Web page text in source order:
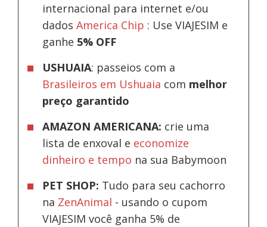
internacional para internet e/ou
dadosAmerica Chip : Use VIAJESIM e
ganhe 5% OFF
USHUAIA: passeios com a
Brasileiros em Ushuaia com melhor
preço garantido
AMAZON AMERICANA: crie uma
lista de enxoval e economize
dinheiro e tempo na sua Babymoon
PET SHOP: Tudo para seu cachorro
na ZenAnimal - usando o cupom
VIAJESIM você ganha 5% de